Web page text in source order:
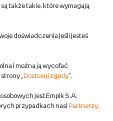
także takie, które wymagają
doświadczenia jeśli jesteś
i można ją wycofać
„ Dostosuj zgody”.
jest Empik S.A.
przypadkach nasi Partnerzy.